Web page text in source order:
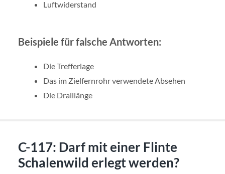
Luftwiderstand
Beispiele für falsche Antworten:
Die Trefferlage
Das im Zielfernrohr verwendete Absehen
Die Dralllänge
C-117: Darf mit einer Flinte
Schalenwild erlegt werden?